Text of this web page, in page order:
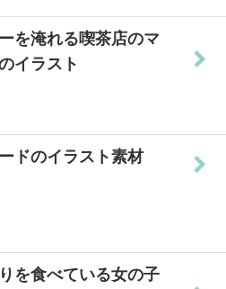
を淹れる喫茶店のマ
イラスト
ドのイラスト素材
を食べている女の子